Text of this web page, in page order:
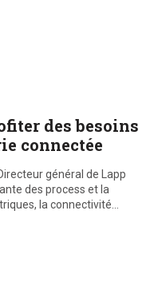
des besoins
connectée
général de Lapp
des process et la
la connectivité…